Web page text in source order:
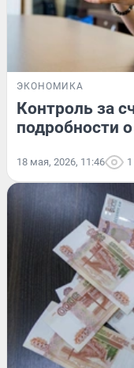
ЭКОНОМИКА
Контроль за
подробности
18 мая, 2026, 11:46